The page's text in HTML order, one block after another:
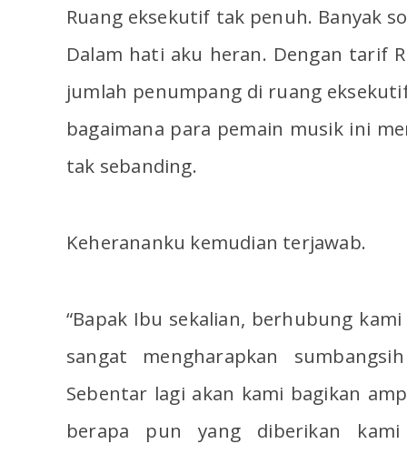
Ruang eksekutif tak penuh. Banyak
Dalam hati aku heran. Dengan tarif
jumlah penumpang di ruang
bagaimana para pemain musik ini
tak sebanding.
Keherananku kemudian terjawab.
“Bapak Ibu sekalian, berhubung
sangat mengharapkan
Sebentar lagi akan kami bagikan
berapa pun yang diberikan